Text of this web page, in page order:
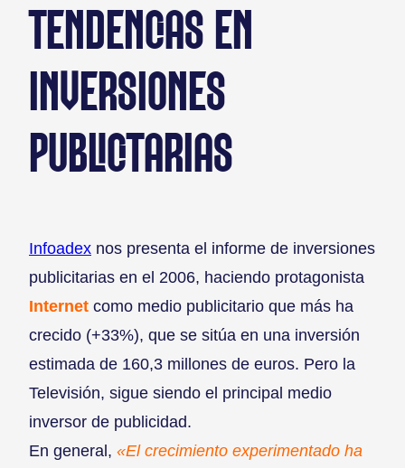
TENDENCIAS EN
INVERSIONES
PUBLICITARIAS
Infoadex nos presenta el informe de inversiones
publicitarias en el 2006, haciendo protagonista
Internet como medio publicitario que más ha
crecido (+33%), que se sitúa en una inversión
estimada de 160,3 millones de euros. Pero la
Televisión, sigue siendo el principal medio
inversor de publicidad.
En general, «El crecimiento experimentado ha